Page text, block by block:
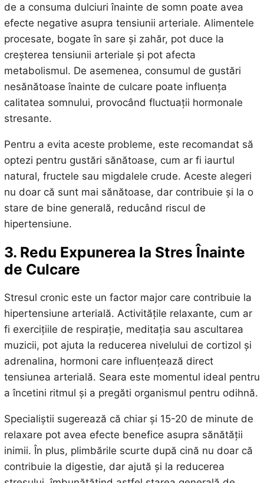
de a consuma dulciuri înainte de somn poate avea
efecte negative asupra tensiunii arteriale. Alimentele
procesate, bogate în sare și zahăr, pot duce la
creșterea tensiunii arteriale și pot afecta
metabolismul. De asemenea, consumul de gustări
nesănătoase înainte de culcare poate influența
calitatea somnului, provocând fluctuații hormonale
stresante.
Pentru a evita aceste probleme, este recomandat să
optezi pentru gustări sănătoase, cum ar fi iaurtul
natural, fructele sau migdalele crude. Aceste alegeri
nu doar că sunt mai sănătoase, dar contribuie și la o
stare de bine generală, reducând riscul de
hipertensiune.
3. Redu Expunerea la Stres Înainte
de Culcare
Stresul cronic este un factor major care contribuie la
hipertensiune arterială. Activitățile relaxante, cum ar
fi exercițiile de respirație, meditația sau ascultarea
muzicii, pot ajuta la reducerea nivelului de cortizol și
adrenalina, hormoni care influențează direct
tensiunea arterială. Seara este momentul ideal pentru
a încetini ritmul și a pregăti organismul pentru odihnă.
Specialiștii sugerează că chiar și 15-20 de minute de
relaxare pot avea efecte benefice asupra sănătății
inimii. În plus, plimbările scurte după cină nu doar că
contribuie la digestie, dar ajută și la reducerea